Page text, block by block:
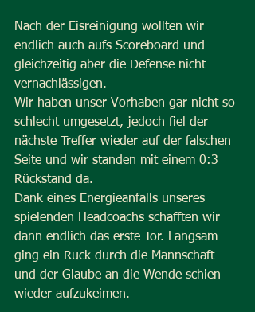
Nach der Eisreinigung wollten wir
endlich auch aufs Scoreboard und
gleichzeitig aber die Defense nicht
vernachlässigen.
Wir haben unser Vorhaben gar nicht so
schlecht umgesetzt, jedoch fiel der
nächste Treffer wieder auf der falschen
Seite und wir standen mit einem 0:3
Rückstand da.
Dank eines Energieanfalls unseres
spielenden Headcoachs schafften wir
dann endlich das erste Tor. Langsam
ging ein Ruck durch die Mannschaft
und der Glaube an die Wende schien
wieder aufzukeimen.